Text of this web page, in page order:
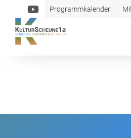
Programmkalender